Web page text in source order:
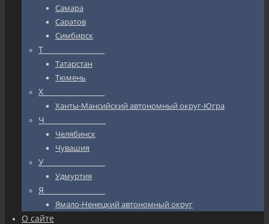
Самара
Саратов
Симбирск
Т_________________
Татарстан
Тюмень
Х_________________
Ханты-Мансийский автономный округ-Югра
Ч_________________
Челябинск
Чувашия
У_________________
Удмуртия
Я_________________
Ямало-Ненецкий автономный округ
О сайте